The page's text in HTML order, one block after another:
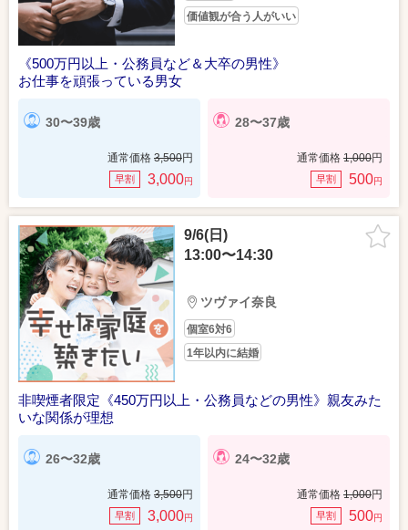
価値観が合う人がいい
《500万円以上・公務員など＆大卒の男性》
お仕事を頑張っている男女
30〜39歳
通常価格 3,500円
早割 3,000円
28〜37歳
通常価格 1,000円
早割 500円
9/6(日)
13:00〜14:30
ツヴァイ奈良
個室6対6
1年以内に結婚
非喫煙者限定《450万円以上・公務員などの男性》親友みた
いな関係が理想
26〜32歳
通常価格 3,500円
早割 3,000円
24〜32歳
通常価格 1,000円
早割 500円